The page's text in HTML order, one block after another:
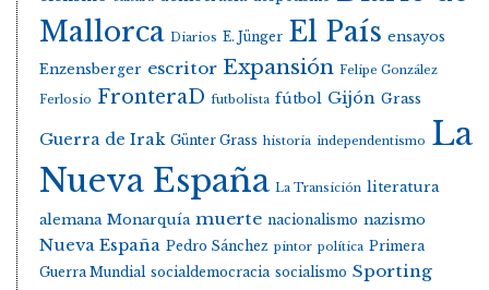
Mallorca Diarios E. Jünger El País ensayos
Enzensberger escritor Expansión Felipe González
Ferlosio FronteraD futbolista fútbol Gijón Grass
Guerra de Irak Günter Grass historia independentismo La
Nueva España La Transición literatura
alemana Monarquía muerte nacionalismo nazismo
Nueva España Pedro Sánchez pintor política Primera
Guerra Mundial socialdemocracia socialismo Sporting